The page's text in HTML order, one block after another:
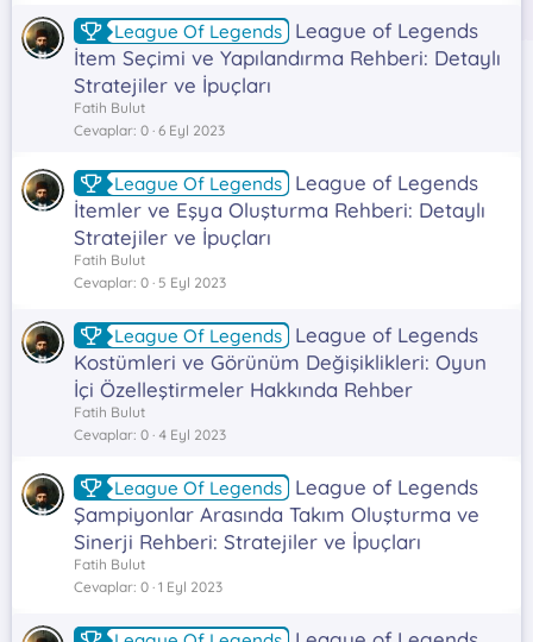
League Of Legends
League of Legends
İtem Seçimi ve Yapılandırma Rehberi: Detaylı
Stratejiler ve İpuçları
Fatih Bulut
Cevaplar 0 6 Eyl 2023
League Of Legends
League of Legends
İtemler ve Eşya Oluşturma Rehberi: Detaylı
Stratejiler ve İpuçları
Fatih Bulut
Cevaplar 0 5 Eyl 2023
League Of Legends
League of Legends
Kostümleri ve Görünüm Değişiklikleri: Oyun
İçi Özelleştirmeler Hakkında Rehber
Fatih Bulut
Cevaplar 0 4 Eyl 2023
League Of Legends
League of Legends
Şampiyonlar Arasında Takım Oluşturma ve
Sinerji Rehberi: Stratejiler ve İpuçları
Fatih Bulut
Cevaplar 0 1 Eyl 2023